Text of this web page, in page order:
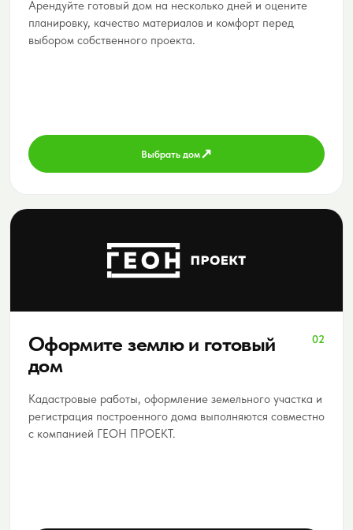
Арендуйте готовый дом на несколько дней и оцените
планировку, качество материалов и комфорт перед
выбором собственного проекта.
Выбрать дом↗
02
Оформите землю и готовый
дом
Кадастровые работы, оформление земельного участка и
регистрация построенного дома выполняются совместно
с компанией ГЕОН ПРОЕКТ.